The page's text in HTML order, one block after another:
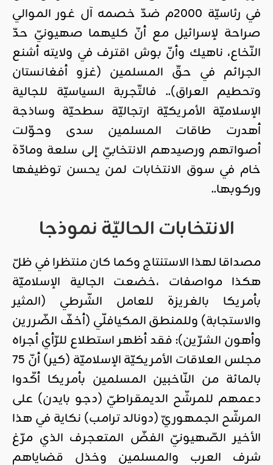
في رئاسيّة 2000م ضدّ خصمه آل غور الموالي
صراحة لإسرائيل مع أنّ كليهما صهيونيّ حدّ
النّخاع، ناهيك وأنّ بوش اقترف في ولايته أشنع
الجرائم في حقّ المسلمين (غزو أفغانستان
وتحطيم العراق).. فالتّجربة السياسيّة للجالية
الإسلاميّة الأمريكيّة ارتجاليّة سطحيّة وساذجة
أهدرت طاقات المسلمين سدى وحوّلت
أصواتهم ورصيدهم الانتخابيّ إلى سلعة ومادّة
خام في سوق الانتخابات لمن يحسن توظيفها
وركوبها..
الانتخابات الحاليّة نموذجا
مصداقا لهذا الاستنتاج وكما كان منتظرا في ظلّ
هكذا مواصفات ،خضعت الجالية الإسلاميّة
بأمريكا بالغريزة للعامل الشّرطي (المثير
والاستجابة) وللمنطق المكيافلّي (أخفّ الضّررين
وأهون الشرّين): فقد أظهر استطلاع للرّأي أجراه
مجلس العلاقات الأمريكيّة الإسلاميّة (كير) أنّ 75
بالمائة من النّاخبين المسلمين بأمريكا أكّدوا
دعمهم للمرشّح الديمقراطيّ (دجو بايدن) على
المرشّح الجمهوريّ (دونالد ترامب) نكاية في هذا
الأخير الصّهيونيّ الفضّ المتعجرف الذي مرّغ
شرف العرب والمسلمين وخذل قضاياهم